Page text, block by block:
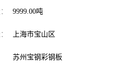
9999.00吨
上海市宝山区
苏州宝钢彩钢板